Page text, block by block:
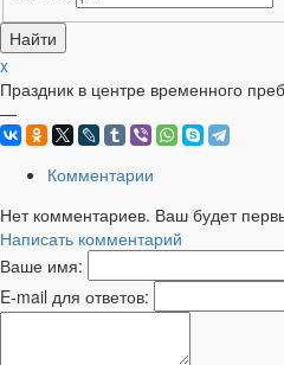
x
Праздник в центре временного
—
Комментарии
Нет комментариев. Ваш будет
Написать комментарий
Ваше имя:
E-mail для ответов: